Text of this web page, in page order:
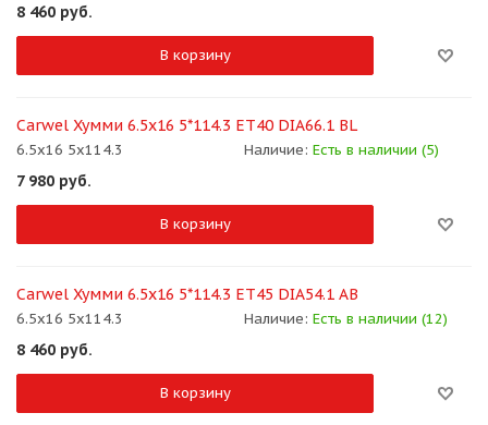
8 460 руб.
В корзину
Carwel Хумми 6.5x16 5*114.3 ET40 DIA66.1 BL
6.5x16 5x114.3 Наличие: Есть в наличии (5)
7 980 руб.
В корзину
Carwel Хумми 6.5x16 5*114.3 ET45 DIA54.1 AB
6.5x16 5x114.3 Наличие: Есть в наличии (12)
8 460 руб.
В корзину